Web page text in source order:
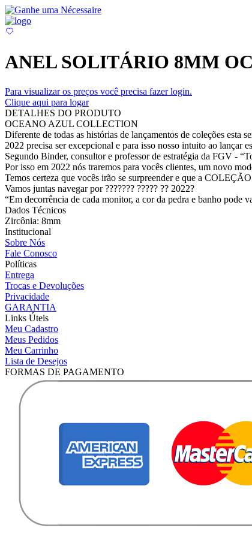
ANEL SOLITÁRIO 8MM
Para visualizar os preços você precisa fazer login.
Clique aqui para logar
DETALHES DO PRODUTO
OCEANO AZUL COLLECTION
Diferente de todas as histórias de lançamentos de coleções esta
2022 precisa ser excepcional e para isso nosso intuito ao lançar
Segundo Binder, consultor e professor de estratégia da FGV -
Por isso em 2022 nós traremos para vocês clientes, um novo
Temos certeza que vocês irão se surpreender e que a
Vamos juntas navegar por ??????? ????? ?? 2022?
“Em decorrência de cada monitor, a cor da pedra e banho pode
Dados Técnicos
Zircônia: 8mm
Institucional
Sobre Nós
Fale Conosco
Políticas
Entrega
Trocas e Devoluções
Privacidade
GARANTIA
Links Úteis
Meu Cadastro
Meus Pedidos
Meu Carrinho
Lista de Desejos
FORMAS DE PAGAMENTO